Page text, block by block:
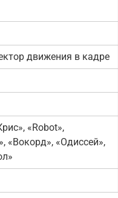
движения в кадре
«Robot»,
«Вокорд», «Одиссей»,